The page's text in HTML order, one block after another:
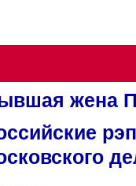
жена